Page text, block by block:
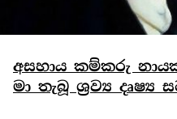
අසහාය කම්කරු
මා තැබූ ශ්‍රව්‍ය දෘෂ්‍ය